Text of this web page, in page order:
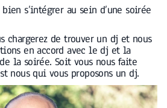
s’intégrer au sein d’une soirée
chargerez de trouver un dj et nous
en accord avec le dj et la
la soirée. Soit vous nous faite
nous qui vous proposons un dj.